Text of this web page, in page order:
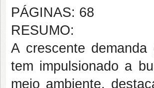
PÁGINAS: 68
RESUMO:
A crescente
tem impulsionado a
meio ambiente,